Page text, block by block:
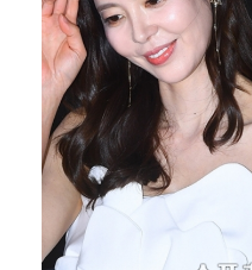
[ST포토] 노승희,